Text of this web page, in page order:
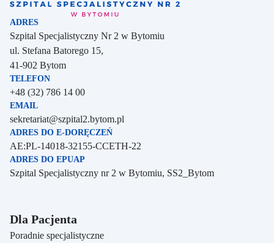
ADRES
Szpital Specjalistyczny Nr 2 w Bytomiu
ul. Stefana Batorego 15,
41-902 Bytom
TELEFON
Telefon:
+48 (32) 786 14 00
EMAIL
Adres e-mail:
sekretariat@szpital2.bytom.pl
ADRES DO E-DORĘCZEŃ
AE:PL-14018-32155-CCETH-22
ADRES DO EPUAP
Szpital Specjalistyczny nr 2 w Bytomiu, SS2_Bytom
Dla Pacjenta
Poradnie specjalistyczne